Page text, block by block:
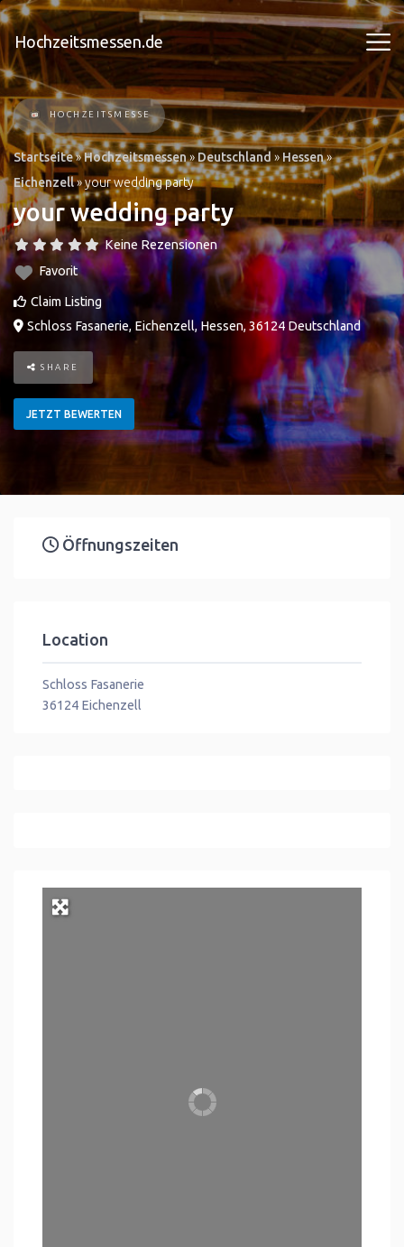
Hochzeitsmessen.de
HOCHZEITSMESSE
Startseite»Hochzeitsmessen» Deutschland »Hessen»
Eichenzell»your wedding party
your wedding party
Keine Rezensionen
Favorit
Claim Listing
Schloss Fasanerie, Eichenzell,Hessen,36124 Deutschland
SHARE
JETZT BEWERTEN
Öffnungszeiten
Location
Schloss Fasanerie
36124 Eichenzell